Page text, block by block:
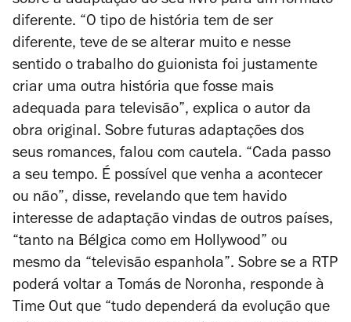
diferente. “O tipo de história tem de ser
diferente, teve de se alterar muito e nesse
sentido o trabalho do guionista foi justamente
criar uma outra história que fosse mais
adequada para televisão”, explica o autor da
obra original. Sobre futuras adaptações dos
seus romances, falou com cautela. “Cada passo
a seu tempo. É possível que venha a acontecer
ou não”, disse, revelando que tem havido
interesse de adaptação vindas de outros países,
“tanto na Bélgica como em Hollywood” ou
mesmo da “televisão espanhola”. Sobre se a RTP
poderá voltar a Tomás de Noronha, responde à
Time Out que “tudo dependerá da evolução que